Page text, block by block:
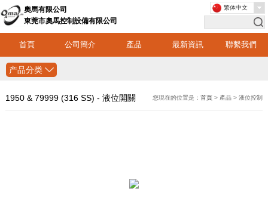
奧馬有限公司
東莞市奧馬控制設備有限公司
首頁 公司簡介 產品 最新資訊 聯繫我們
繁体中文
产品分类
1950 & 79999 (316 SS) - 液位開關 您現在的位置是：首頁 > 產品 > 液位控制